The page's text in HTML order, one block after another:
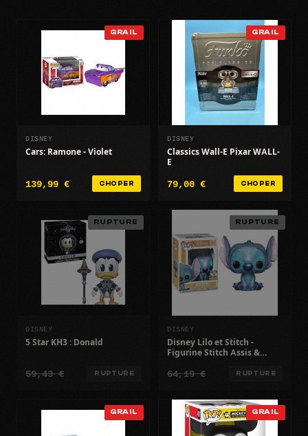
GRAIL
DISNEY
Cars: Ramone - Violet
139,99 € CHOPER
GRAIL
DISNEY
Classics Wall-E Pixar WALL-
E
79,00 € CHOPER
RUPTURE
DISNEY
5 Star KH3 : Donald
59,43 € RUPTURE
RUPTURE
DISNEY
Disney Lilo et Stitch -
Figurine Stitch Assis &
64,19 € RUPTURE
GRAIL GRAIL